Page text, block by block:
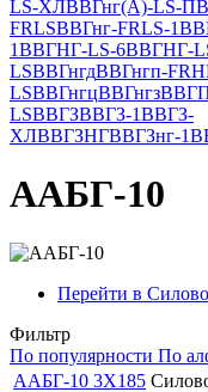
LS-ХЛВВГнг(А)-LS-П
FRLSВВГнг-FRLS-1
1ВВГНГ-LS-6ВВГНГ-
LSВВГнгдВВГнгп-
LSВВГнгцВВГнгз
LSВВГЗВВГЗ-1ВВГЗ-
ХЛВВГЗНГВВГЗнг-1
ААБГ-10
Перейти в
Фильтр
По популярности По
ААБГ-10 3Х185